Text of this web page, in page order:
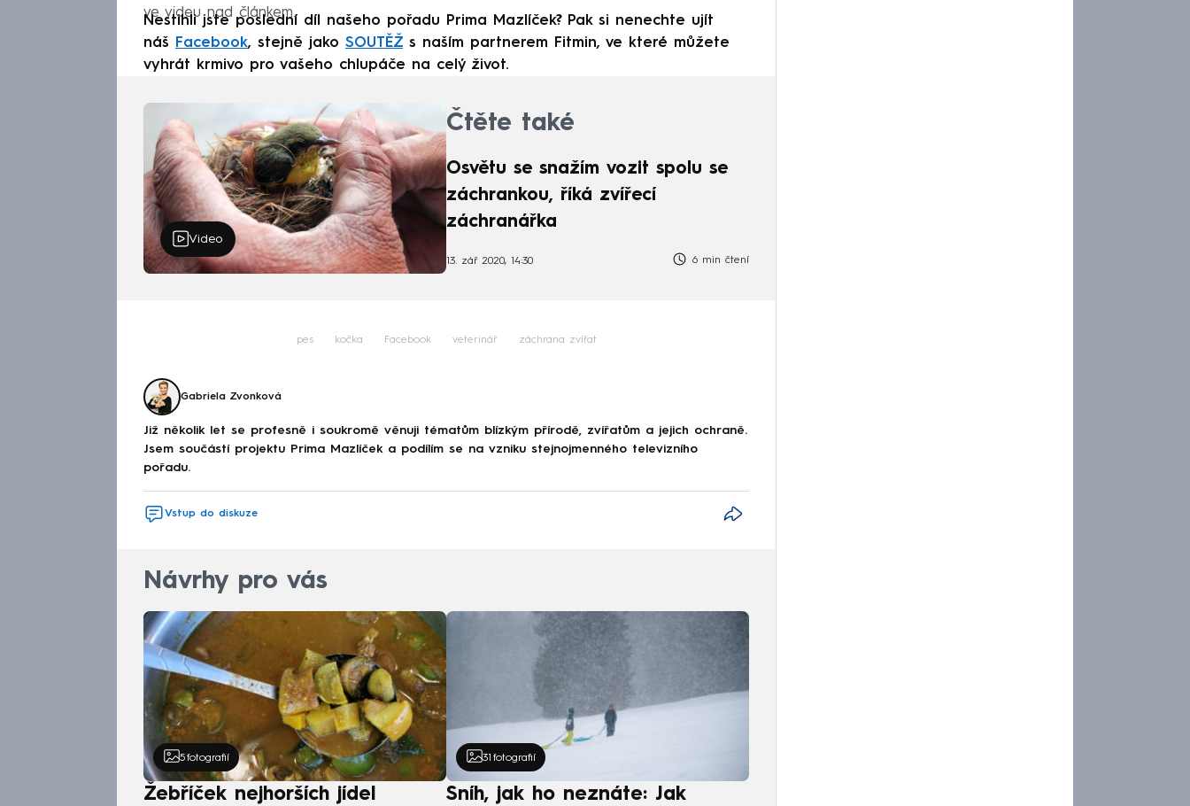
ve videu nad článkem.
Nestihli jste poslední díl našeho pořadu Prima Mazlíček? Pak si nenechte ujít
náš
Facebook, stejně jako SOUTĚŽ s naším partnerem Fitmin, ve které můžete
vyhrát krmivo pro vašeho chlupáče na celý život.
Video
Čtěte také
Osvětu se snažím vozit spolu se
záchrankou, říká zvířecí
záchranářka
13. zář 2020, 14:30 6 min čtení
pes kočka Facebook veterinář záchrana zvířat
Gabriela Zvonková
Již několik let se profesně i soukromě věnuji tématům blízkým přírodě, zvířatům a jejich ochraně.
Jsem součástí projektu Prima Mazlíček a podílím se na vzniku stejnojmenného televizního
pořadu.
Vstup do diskuze
Návrhy pro vás
5 fotografií
Žebříček nejhorších jídel
31 fotografií
Sníh, jak ho neznáte: Jak